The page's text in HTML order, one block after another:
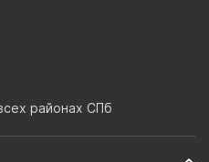
районах СПб